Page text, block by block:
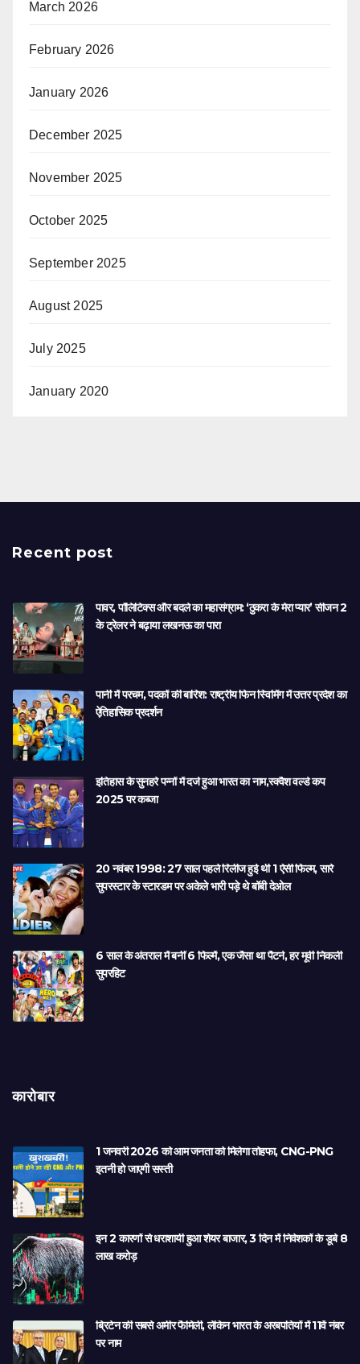
March 2026
February 2026
January 2026
December 2025
November 2025
October 2025
September 2025
August 2025
July 2025
January 2020
Recent post
पावर, पॉलिटिक्स और बदले का महासंग्राम: ‘ठुकरा के मेरा प्यार’ सीजन 2
के ट्रेलर ने बढ़ाया लखनऊ का पारा
पानी में परचम, पदकों की बारिश: राष्ट्रीय फिन स्विमिंग में उत्तर प्रदेश का
ऐतिहासिक प्रदर्शन
इतिहास के सुनहरे पन्नों में दर्ज हुआ भारत का नाम,स्क्वैश वर्ल्ड कप
2025 पर कब्जा
20 नवंबर 1998: 27 साल पहले रिलीज हुई थी 1 ऐसी फिल्म, सारे
सुपरस्टार के स्टारडम पर अकेले भारी पड़े थे बॉबी देओल
6 साल के अंतराल में बनीं 6 फिल्में, एक जैसा था पैटर्न, हर मूवी निकली
सुपरहिट
कारोबार
1 जनवरी 2026 को आम जनता को मिलेगा तोहफा, CNG-PNG
इतनी हो जाएगी सस्ती
इन 2 कारणों से धराशायी हुआ शेयर बाजार, 3 दिन में निवेशकों के डूबे 8
लाख करोड़
ब्रिटेन की सबसे अमीर फैमिली, लेकिन भारत के अरबपतियों में 11वें नंबर
पर नाम